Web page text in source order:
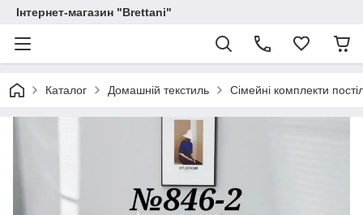
Інтернет-магазин "Brettani"
Каталог Домашній текстиль Сімейні комплекти